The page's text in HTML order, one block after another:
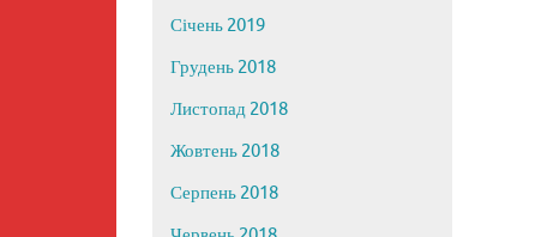
Січень 2019
Грудень 2018
Листопад 2018
Жовтень 2018
Серпень 2018